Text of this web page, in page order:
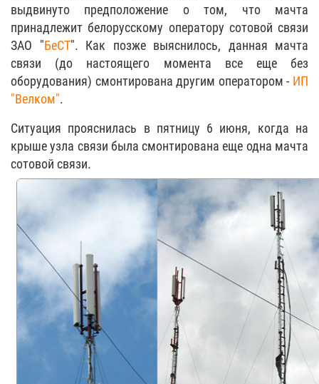
выдвинуто предположение о том, что мачта
принадлежит белорусскому оператору сотовой связи
ЗАО "БеСТ". Как позже выяснилось, данная мачта
связи (до настоящего момента все еще без
оборудования) смонтирована другим оператором - ИП
"Велком".
Ситуация прояснилась в пятницу 6 июня, когда на
крыше узла связи была смонтирована еще одна мачта
сотовой связи.